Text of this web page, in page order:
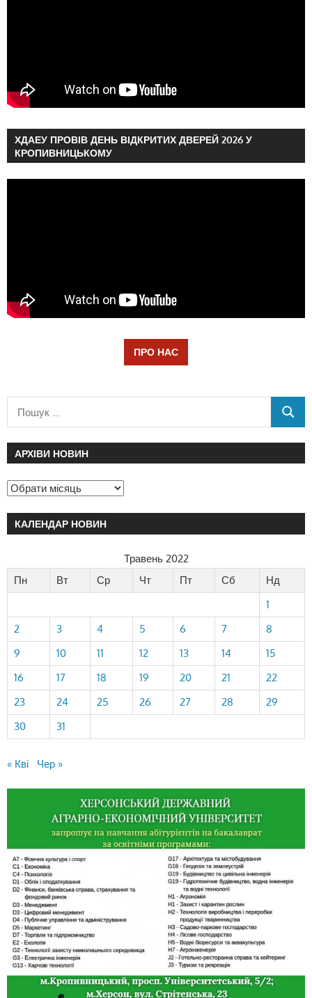
ХДАЕУ ПРОВІВ ДЕНЬ ВІДКРИТИХ ДВЕРЕЙ 2026 У
КРОПИВНИЦЬКОМУ
ПРО НАС
АРХІВИ НОВИН
КАЛЕНДАР НОВИН
Травень 2022
Пн
Вт Ср Чт Пт Сб
Нд
1
2
3 4 5 6 7
8
9
10 11 12 13 14
15
16
17 18 19 20 21
22
23
24 25 26 27 28
29
30
31
« Кві Чер »